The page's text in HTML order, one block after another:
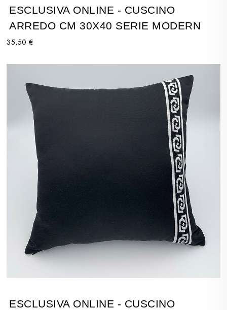
ESCLUSIVA ONLINE - CUSCINO
ARREDO CM 30X40 SERIE MODERN
35,50 €
ESCLUSIVA ONLINE - CUSCINO